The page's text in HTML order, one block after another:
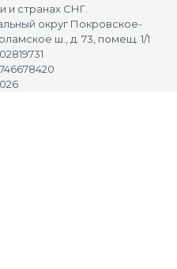
и странах СНГ.
округ Покровское-
ш., д. 73, помещ. 1/1